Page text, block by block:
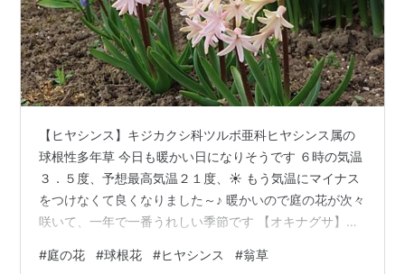
【ヒヤシンス】キジカクシ科ツルボ亜科ヒヤシンス属の
球根性多年草 今日も暖かい日になりそうです ６時の気温
３．５度、予想最高気温２１度、☀ もう気温にマイナス
をつけなくて良くなりました～♪ 暖かいので庭の花が次々
咲いて、一年で一番うれしい季節です 【オキナグサ】キ
ス】球根 まだあっちこっちで咲いてます 綺麗な花がポツ
#庭の花 #球根花 #ヒヤシンス #翁草